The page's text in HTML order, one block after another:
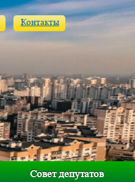
Контакты
Совет депутатов